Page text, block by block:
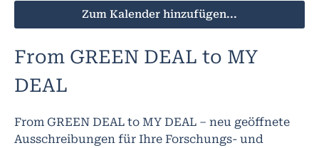
Zum Kalender hinzufügen...
From GREEN DEAL to MY
DEAL
From GREEN DEAL to MY DEAL – neu geöffnete
Ausschreibungen für Ihre Forschungs- und